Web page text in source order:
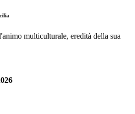
multiculturale, eredità della sua